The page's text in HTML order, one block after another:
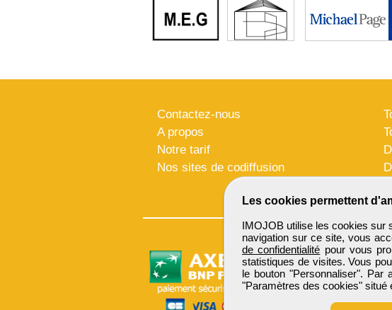
Les cookies permettent
IMOJOB utilise les cookies sur
navigation sur ce site, vous
de confidentialité pour vous
statistiques de visites. Vous
le bouton "Personnaliser".
"Paramètres des cookies" situé
Contactez-nous
A propos
Notre tarif
Nos sites de codiffusion